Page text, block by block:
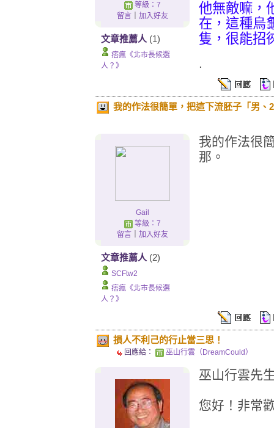
等級：7
留言｜ 加入好友
文章推薦人 (1)
痞瘋《北市長候選
人？》
他無敵嘛，
在，這種烏
隻，很能招
.
我的作法很簡單，把這下流胚子「男、
Gail
等級：7
留言｜ 加入好友
文章推薦人 (2)
SCFtw2
痞瘋《北市長候選
人？》
我的作法很
那。
損人不利己的行止當三思！
回應給： 巫山行雲（DreamCould）
巫山行雲先
您好！非常